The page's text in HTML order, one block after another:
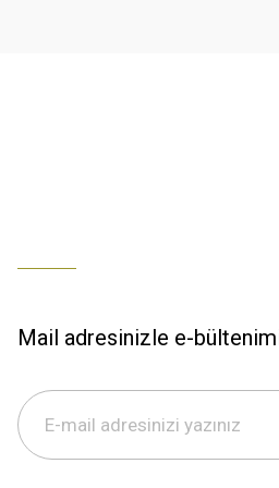
S... M... | 29/12/2025
Mail adresinizle e-